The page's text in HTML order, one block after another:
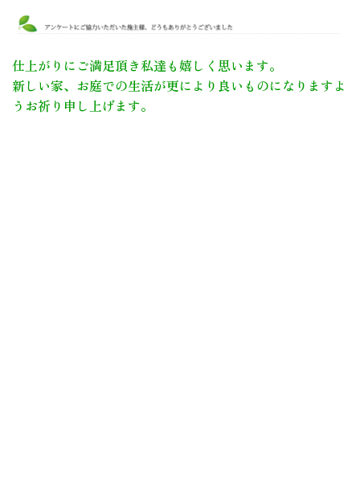
仕上がりにご満足頂き私達も嬉しく思います。
新しい家、お庭での生活が更により良いものになりますよ
うお祈り申し上げます。